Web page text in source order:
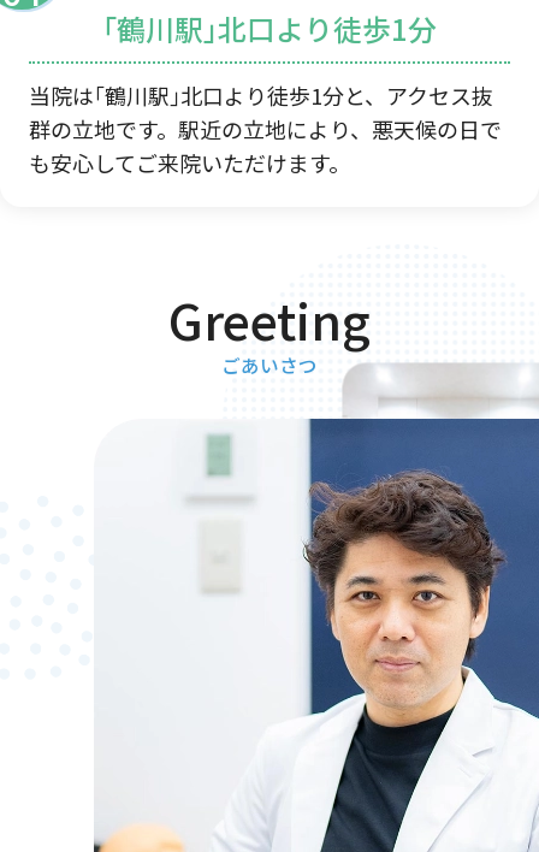
｢鶴川駅｣北口より徒歩1分
当院は｢鶴川駅｣北口より徒歩1分と、アクセス抜
群の立地です。駅近の立地により、悪天候の日で
も安心してご来院いただけます。
ごあいさつ